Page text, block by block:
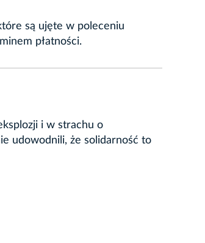
są ujęte w poleceniu
płatności.
i w strachu o
udowodnili, że solidarność to